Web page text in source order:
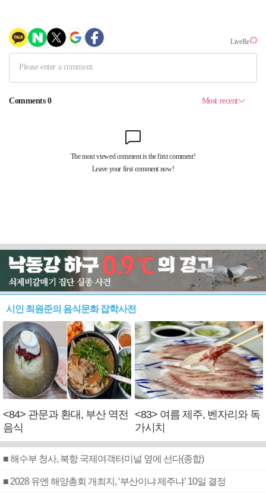
시인 최원준의 음식문화 잡학사전
<84> 관문과 환대, 부산 역전
음식
<83> 여름 제주, 벤자리와 독
가시치
■ 해수부 청사, 북항 국제여객터미널 옆에 선다(종합)
■ 2028 유엔 해양총회 개최지, ‘부산이냐 제주냐’ 10일 결정